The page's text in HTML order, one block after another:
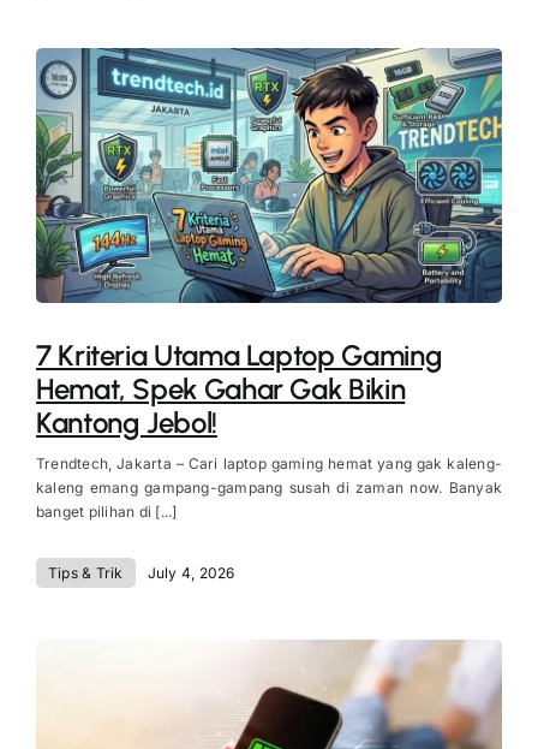
7 Kriteria Utama Laptop Gaming
Hemat, Spek Gahar Gak Bikin
Kantong Jebol!
Trendtech, Jakarta – Cari laptop gaming hemat yang gak kaleng-
kaleng emang gampang-gampang susah di zaman now. Banyak
banget pilihan di [...]
Tips & Trik July 4, 2026